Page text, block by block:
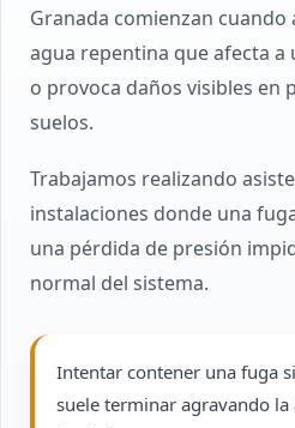
Granada comienzan
agua repentina que afecta a
o provoca daños visibles en
suelos.
Trabajamos realizando
instalaciones donde una
una pérdida de presión
normal del sistema.
Intentar contener una fuga
suele terminar agravando